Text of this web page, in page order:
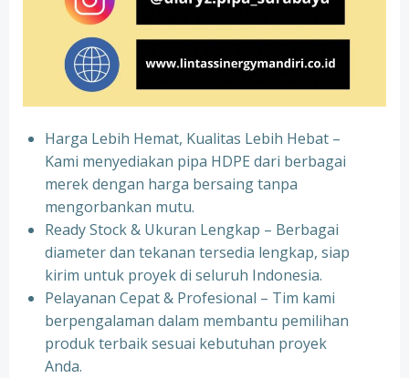
Harga Lebih Hemat, Kualitas Lebih Hebat –
Kami menyediakan pipa HDPE dari berbagai
merek dengan harga bersaing tanpa
mengorbankan mutu.
Ready Stock & Ukuran Lengkap – Berbagai
diameter dan tekanan tersedia lengkap, siap
kirim untuk proyek di seluruh Indonesia.
Pelayanan Cepat & Profesional – Tim kami
berpengalaman dalam membantu pemilihan
produk terbaik sesuai kebutuhan proyek
Anda.